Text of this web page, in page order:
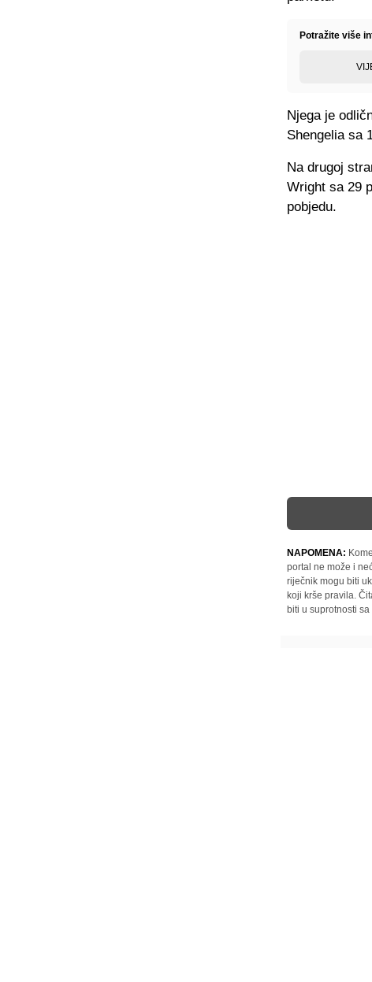
Potražite više
Njega je
Shengelia sa
Na drugoj
Wright sa 29
pobjedu.
NAPOMENA:
portal ne može i
riječnik mogu biti
koji krše pravila.
biti u suprotnosti sa